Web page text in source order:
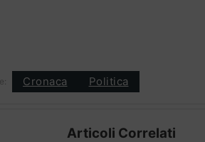
Cronaca Politica
Articoli Correlati